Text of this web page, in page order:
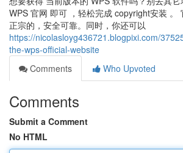
WPS 官网 即可 ，轻松完成 copyright安装 。
正宗的，安全可靠。同时，你还可以
https://nicolasloyg436721.blogpixi.com/
the-wps-official-website
Comments
Who Upvoted
Comments
Submit a Comment
No HTML